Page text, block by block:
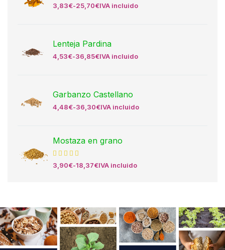
3,83€-25,70€IVA incluido
Lenteja Pardina
4,53€-36,85€IVA incluido
Garbanzo Castellano
4,48€-36,30€IVA incluido
Mostaza en grano
3,90€-18,37€IVA incluido